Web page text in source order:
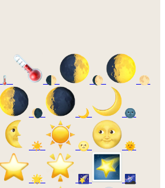
🌡️ 🌓 🌔 🌕
🌘 🌙 🌚
☀️ 🌝 🌞
🌟 🌠 🌌